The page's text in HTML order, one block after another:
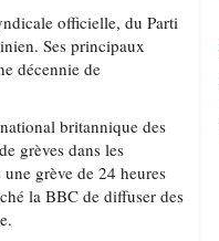
officielle, du Parti
Ses principaux
décennie de
britannique des
grèves dans les
grève de 24 heures
la BBC de diffuser des